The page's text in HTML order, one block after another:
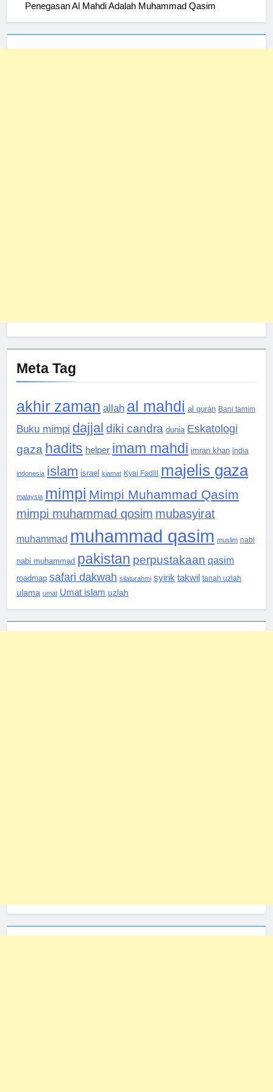
Penegasan Al Mahdi Adalah Muhammad Qasim
Meta Tag
akhir zaman allah al mahdi al qurán Bani tamim
Buku mimpi dajjal diki candra dunia Eskatologi
gaza hadits helper imam mahdi imran khan india
indonesia islam israel kiamat Kyai Fadlil majelis gaza
malaysia mimpi Mimpi Muhammad Qasim
mimpi muhammad qosim mubasyirat
muhammad muhammad qasim muslim nabi
nabi muhammad pakistan perpustakaan qasim
roadmap safari dakwah silaturahmi syirik takwil tanah uzlah
ulama umat Umat islam uzlah